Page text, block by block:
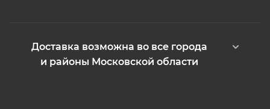
Доставка возможна во все города
и районы Московской области